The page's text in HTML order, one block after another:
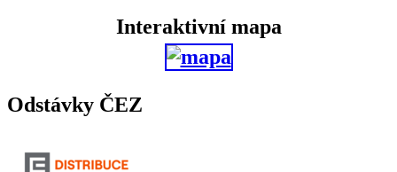
Interaktivní mapa
Odstávky ČEZ